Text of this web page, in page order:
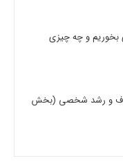
بخوریم و چه چیزی
و رشد شخصی (بخش